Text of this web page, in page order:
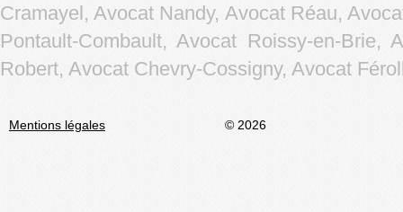
Cramayel, Avocat Nandy, Avocat Réau,
Pontault-Combault, Avocat Roissy-en-Brie,
Robert, Avocat Chevry-Cossigny, Avocat
Mentions légales © 2026